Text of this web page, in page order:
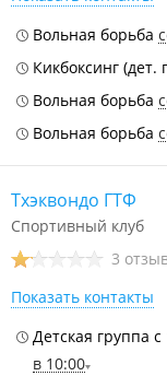
Вольная борьба
Кикбоксинг (дет.
Вольная борьба
Вольная борьба
Тхэквондо ГТФ
Спортивный клуб
3
Показать контакты
Детская группа
в 10:00